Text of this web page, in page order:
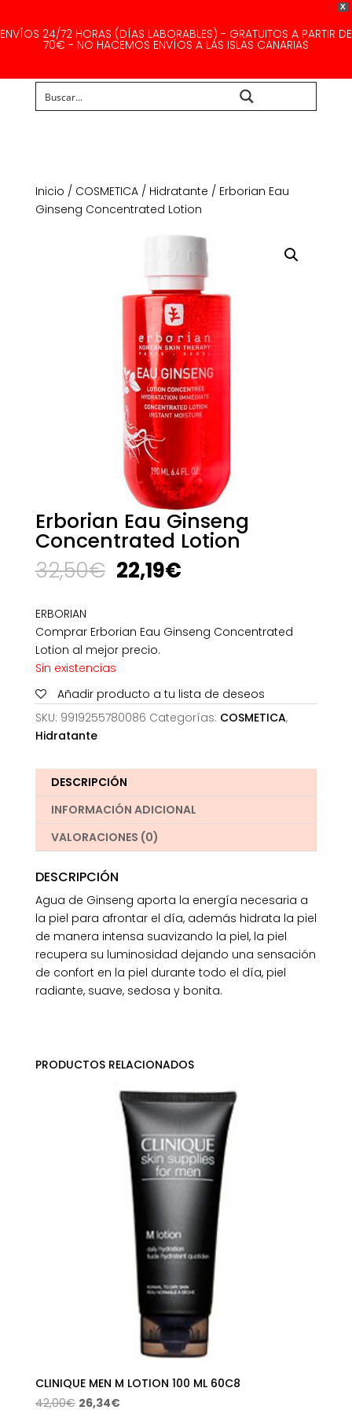
X
ENVÍOS 24/72 HORAS (DÍAS LABORABLES) - GRATUITOS A PARTIR DE
70€ - NO HACEMOS ENVÍOS A LAS ISLAS CANARIAS
Inicio / COSMETICA/ Hidratante / Erborian Eau
Ginseng Concentrated Lotion
Erborian Eau Ginseng
Concentrated Lotion
32,50€ El
precio
era:
32,50€.
22,19€El
es:
22,19€.
ERBORIAN
Comprar Erborian Eau Ginseng Concentrated
Lotion al mejor precio.
Sin existencias
Añadir producto a tu lista de deseos
SKU: 9919255780086 Categorías: COSMETICA,
Hidratante
DESCRIPCIÓN
INFORMACIÓN ADICIONAL
VALORACIONES (0)
DESCRIPCIÓN
Agua de Ginseng aporta la energía necesaria a
la piel para afrontar el día, además hidrata la piel
de manera intensa suavizando la piel, la piel
recupera su luminosidad dejando una sensación
de confort en la piel durante todo el día, piel
radiante, suave, sedosa y bonita.
PRODUCTOS RELACIONADOS
CLINIQUE MEN M LOTION 100 ML 60C8
42,00€ El
26,34€El